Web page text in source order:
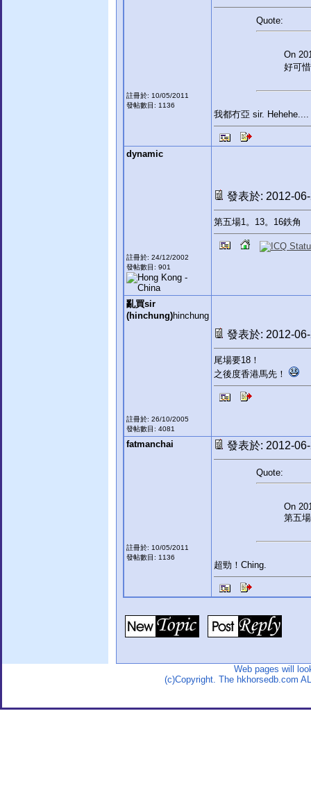
註冊於: 10/05/2011
發帖數目: 1136
Quote:
On
好可
我都冇亞 sir. Hehehe....
dynamic
註冊於: 24/12/2002
發帖數目: 901
發表於: 2012-
第五場1。13。16鉄角
亂買sir
(hinchung)hinchung
註冊於: 26/10/2005
發帖數目: 4081
發表於: 2012-
尾場要18！
之後度香港馬先！
fatmanchai
註冊於: 10/05/2011
發帖數目: 1136
發表於: 2012-
Quote:
On
第五
超勁！Ching.
Web pages will
(c)Copyright. The hkhorsedb.com